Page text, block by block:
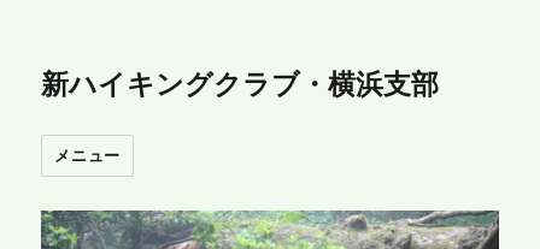
新ハイキングクラブ・横浜支部
メニュー